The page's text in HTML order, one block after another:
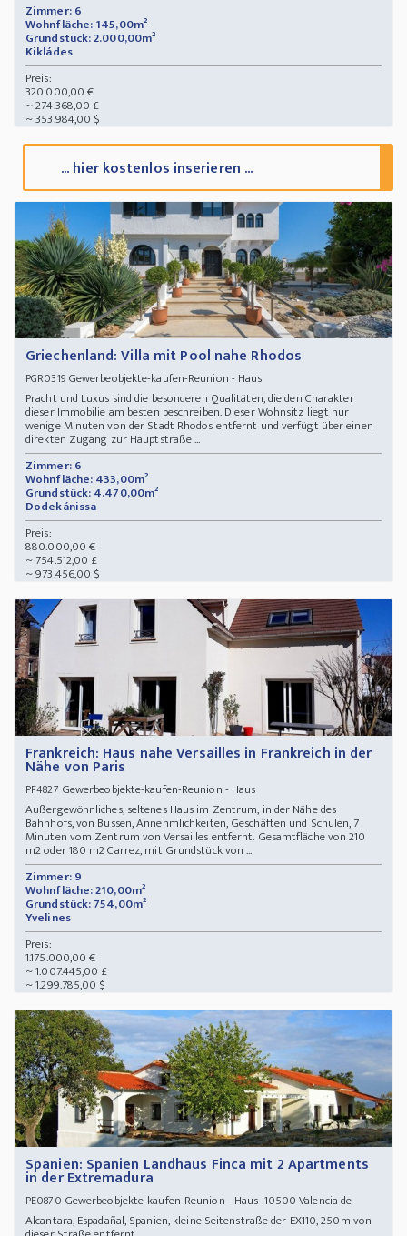
Zimmer: 6
Wohnfläche: 145,00m²
Grundstück: 2.000,00m²
Kikládes
Preis:
320.000,00 €
~ 274.368,00 £
~ 353.984,00 $
... hier kostenlos inserieren ...
Griechenland: Villa mit Pool nahe Rhodos
PGR0319Gewerbeobjekte-kaufen-Reunion - Haus
Pracht und Luxus sind die besonderen Qualitäten, die den Charakter
dieser Immobilie am besten beschreiben. Dieser Wohnsitz liegt nur
wenige Minuten von der Stadt Rhodos entfernt und verfügt über einen
direkten Zugang zur Hauptstraße ...
Zimmer: 6
Wohnfläche: 433,00m²
Grundstück: 4.470,00m²
Dodekánissa
Preis:
880.000,00 €
~ 754.512,00 £
~ 973.456,00 $
Frankreich: Haus nahe Versailles in Frankreich in der
Nähe von Paris
PF4827 Gewerbeobjekte-kaufen-Reunion - Haus
Außergewöhnliches, seltenes Haus im Zentrum, in der Nähe des
Bahnhofs, von Bussen, Annehmlichkeiten, Geschäften und Schulen, 7
Minuten vom Zentrum von Versailles entfernt. Gesamtfläche von 210
m2 oder 180 m2 Carrez, mit Grundstück von ...
Zimmer: 9
Wohnfläche: 210,00m²
Grundstück: 754,00m²
Yvelines
Preis:
1.175.000,00 €
~ 1.007.445,00 £
~ 1.299.785,00 $
Spanien: Spanien Landhaus Finca mit 2 Apartments
in der Extremadura
PE0870 Gewerbeobjekte-kaufen-Reunion - Haus 10500 Valencia de
Alcantara, Espadañal, Spanien, kleine Seitenstraße der EX110, 250m von